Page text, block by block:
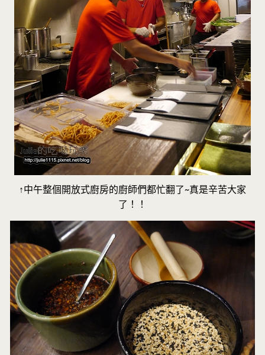
↑中午整個開放式廚房的廚師們都忙翻了~真是辛苦大家
了！！